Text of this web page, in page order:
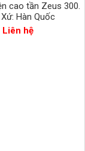
cao tần Zeus 300.
Hàn Quốc
Liên hệ